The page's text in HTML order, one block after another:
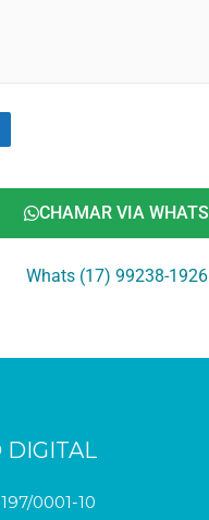
CHAMAR VIA WHATS
Whats (17) 99238-1926
DIGITAL
0001-10